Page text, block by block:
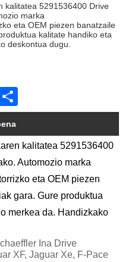
kalitatea 5291536400 Drive
marka
eta OEM piezen banatzaile
kalitate handiko eta
deskontua dugu.
kalitatea 5291536400
Automozio marka
eta OEM piezen
gara. Gure produktua
merkea da. Handizkako
Ina Drive
XF, Jaguar Xe, F-Pace